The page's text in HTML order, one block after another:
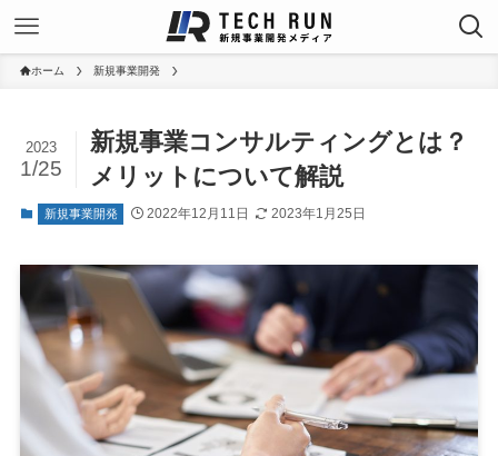
ホーム 新規事業開発
新規事業コンサルティングとは？
メリットについて解説
2023
1/25
新規事業開発 2022年12月11日 2023年1月25日